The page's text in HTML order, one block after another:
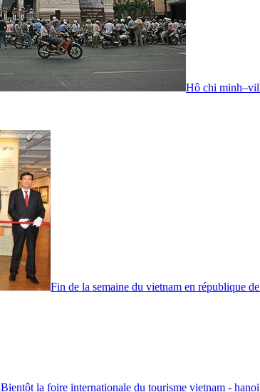
Hô chi
Fin de la semaine du vietnam en république
Bientôt la foire internationale du tourisme vietnam -